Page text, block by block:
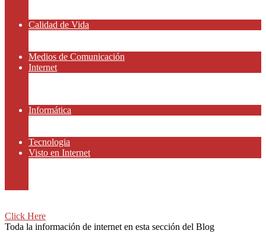
Calidad de Vida
Medios de Comunicación
Internet
Informática
Tecnologia
Visto en Internet
Click Here
Toda la información de internet en esta sección del Blog